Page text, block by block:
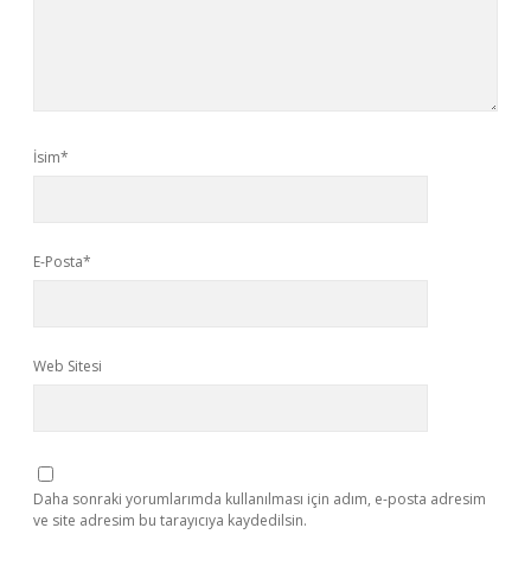
İsim*
E-Posta*
Web Sitesi
Daha sonraki yorumlarımda kullanılması için adım, e-posta adresim
ve site adresim bu tarayıcıya kaydedilsin.